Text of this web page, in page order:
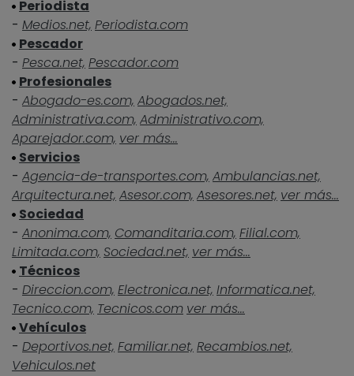
Periodista
- Medios.net, Periodista.com
Pescador
- Pesca.net, Pescador.com
Profesionales
- Abogado-es.com, Abogados.net,
Administrativa.com, Administrativo.com,
Aparejador.com, ver más...
Servicios
- Agencia-de-transportes.com, Ambulancias.net,
Arquitectura.net, Asesor.com, Asesores.net, ver más...
Sociedad
- Anonima.com, Comanditaria.com, Filial.com,
Limitada.com, Sociedad.net, ver más...
Técnicos
- Direccion.com, Electronica.net, Informatica.net,
Tecnico.com, Tecnicos.com ver más...
Vehículos
- Deportivos.net, Familiar.net, Recambios.net,
Vehiculos.net